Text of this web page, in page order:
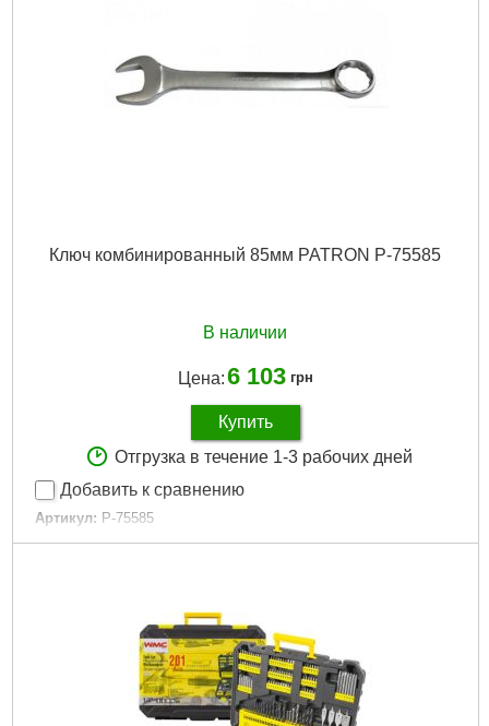
Ключ комбинированный 85мм PATRON P-75585
В наличии
Цена:6 103 грн
Купить
Отгрузка в течение 1-3 рабочих дней
Добавить к сравнению
Артикул: P-75585
Код товара: 28.93.74